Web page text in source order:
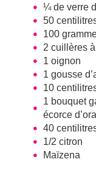
¼ de verre
50
100
2 cuillères
1 oignon
1 gousse
10
1 bouquet
écorce
40
1/2 citron
Maïzena